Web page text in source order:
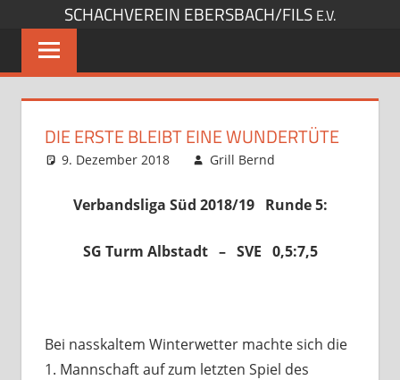
springen
SCHACHVEREIN EBERSBACH/FILS E.V.
DIE ERSTE BLEIBT EINE WUNDERTÜTE
9. Dezember 2018 Grill Bernd
hinterlassen
Verbandsliga Süd 2018/19 Runde 5:
SG Turm Albstadt – SVE 0,5:7,5
Bei nasskaltem Winterwetter machte sich die
1. Mannschaft auf zum letzten Spiel des